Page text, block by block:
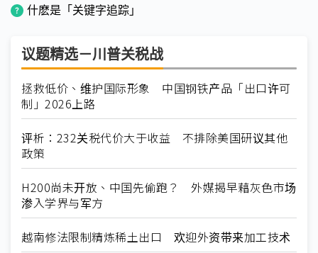
什麽是「关键字追踪」
议题精选－川普关税战
拯救低价、维护国际形象 中国钢铁产品「出口许可
制」2026上路
评析：232关税代价大于收益 不排除美国研议其他
政策
H200尚未开放、中国先偷跑？ 外媒揭早藉灰色市场
渗入学界与军方
越南修法限制精炼稀土出口 欢迎外资带来加工技术